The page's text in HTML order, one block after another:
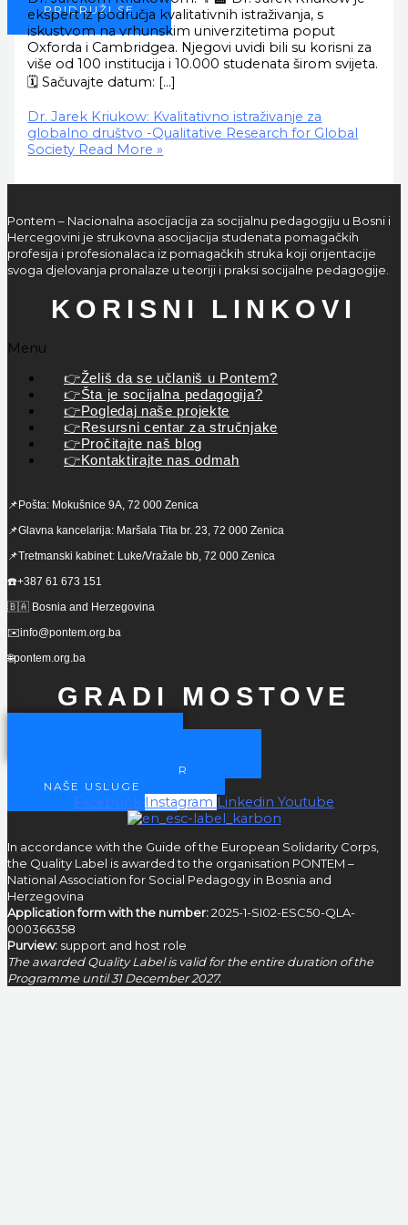
PRIDRUŽI SE
ekspert iz područja kvalitativnih istraživanja, s
iskustvom na vrhunskim univerzitetima poput
Oxforda i Cambridgea. Njegovi uvidi bili su korisni za
više od 100 institucija i 10.000 studenata širom svijeta.
🗓️ Sačuvajte datum: […]
Dr. Jarek Kriukow: Kvalitativno istraživanje za
globalno društvo -Qualitative Research for Global
Society Read More »
Pontem – Nacionalna asocijacija za socijalnu pedagogiju u Bosni i
Hercegovini je strukovna asocijacija studenata pomagačkih
profesija i profesionalaca iz pomagačkih struka koji orijentacije
svoga djelovanja pronalaze u teoriji i praksi socijalne pedagogije.
KORISNI LINKOVI
Menu
👉Želiš da se učlaniš u Pontem?
👉Šta je socijalna pedagogija?
👉Pogledaj naše projekte
👉Resursni centar za stručnjake
👉Pročitajte naš blog
👉Kontaktirajte nas odmah
📌Pošta: Mokušnice 9A, 72 000 Zenica
📌Glavna kancelarija: Maršala Tita br. 23, 72 000 Zenica
📌Tretmanski kabinet: Luke/Vražale bb, 72 000 Zenica
☎️+387 61 673 151
🇧🇦 Bosnia and Herzegovina
✉️info@pontem.org.ba
🌐pontem.org.ba
GRADI MOSTOVE
POSTANI VOLONTER
NAŠE USLUGE
Facebook Instagram Linkedin Youtube
In accordance with the Guide of the European Solidarity Corps,
the Quality Label is awarded to the organisation PONTEM –
National Association for Social Pedagogy in Bosnia and
Herzegovina
Application form with the number:2025-1-SI02-ESC50-QLA-
000366358
Purview: support and host role
The awarded Quality Label is valid for the entire duration of the
Programme until 31 December 2027.